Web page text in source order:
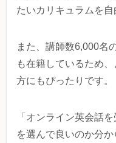
たいカリキュラムを自
また、講師数6,000名
も在籍しているため
方にもぴったりです。
「オンライン英会話
を選んで良いのか分